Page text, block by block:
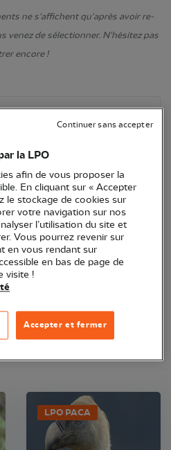
ne s'affichent qu'après avoir re-
venez de sélectionner. N'hésitez pas
encore !
LPO PACA
la LPO
afin de vous proposer la
En cliquant sur « Accepter
le stockage de cookies sur
votre navigation sur nos
l’utilisation du site et
Vous pourrez revenir sur
en vous rendant sur
en bas de page de
visite !
Accepter et fermer
Continuer sans accepter